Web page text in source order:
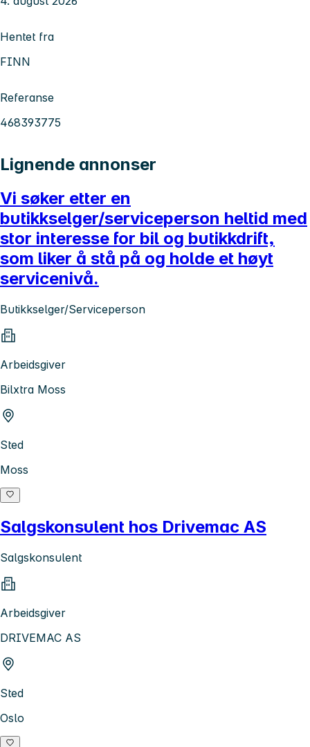
Hentet fra
FINN
Referanse
468393775
Lignende annonser
Vi søker etter en
butikkselger/serviceperson heltid med
stor interesse for bil og butikkdrift,
som liker å stå på og holde et høyt
servicenivå.
Butikkselger/Serviceperson
Arbeidsgiver
Bilxtra Moss
Sted
Moss
Salgskonsulent hos Drivemac AS
Salgskonsulent
Arbeidsgiver
DRIVEMAC AS
Sted
Oslo